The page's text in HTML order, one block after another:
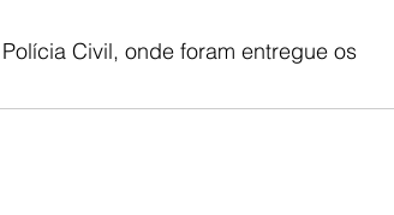
Civil, onde foram entregue os